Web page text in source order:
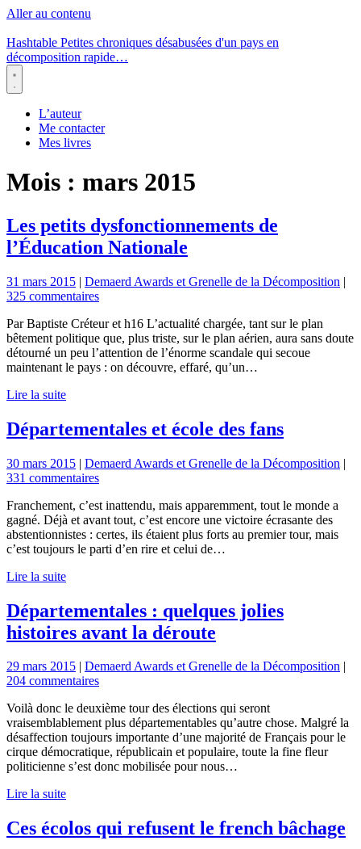
Aller au contenu
Hashtable Petites chroniques désabusées d'un pays en
décomposition rapide…
Menu
L’auteur
Me contacter
Mes livres
Mois : mars 2015
Les petits dysfonctionnements de
l’Éducation Nationale
31 mars 2015 | Demaerd Awards et Grenelle de la Décomposition |
325 commentaires
Par Baptiste Créteur et h16 L’actualité chargée, tant sur le plan
bêtement politique que, plus triste, sur le plan aérien, aura sans doute
détourné un peu l’attention de l’énorme scandale qui secoue
maintenant le pays : on découvre, effaré, qu’un…
Lire la suite
Départementales et école des fans
30 mars 2015 | Demaerd Awards et Grenelle de la Décomposition |
331 commentaires
Franchement, c’est inattendu, mais apparemment, tout le monde a
gagné. Déjà et avant tout, c’est encore une victoire écrasante des
abstentionnistes : certes, ils étaient plus forts au premier tour, mais
c’est toujours le parti d’en rire et celui de…
Lire la suite
Départementales : quelques jolies
histoires avant la déroute
29 mars 2015 | Demaerd Awards et Grenelle de la Décomposition |
204 commentaires
Voilà donc le deuxième tour des élections qui seront
vraisemblablement plus départementables qu’autre chose. Malgré la
désaffection toujours importante d’une majorité de Français pour le
cirque démocratique, républicain et populaire, toute la fine fleur
politicienne s’est donc mobilisée pour nous…
Lire la suite
Ces écolos qui refusent le french bâchage